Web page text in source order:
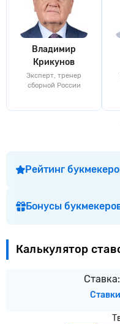
Владимир
Крикунов
Эксперт, тренер
сборной России
Рейтинг
Бонусы
Калькулятор
Ставка: